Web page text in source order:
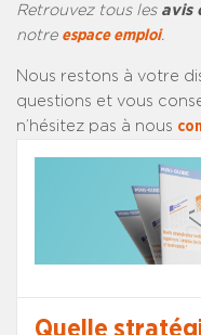
Retrouvez tous les avis
notre espace emploi.
Nous restons à votre
questions et vous
n’hésitez pas à nous